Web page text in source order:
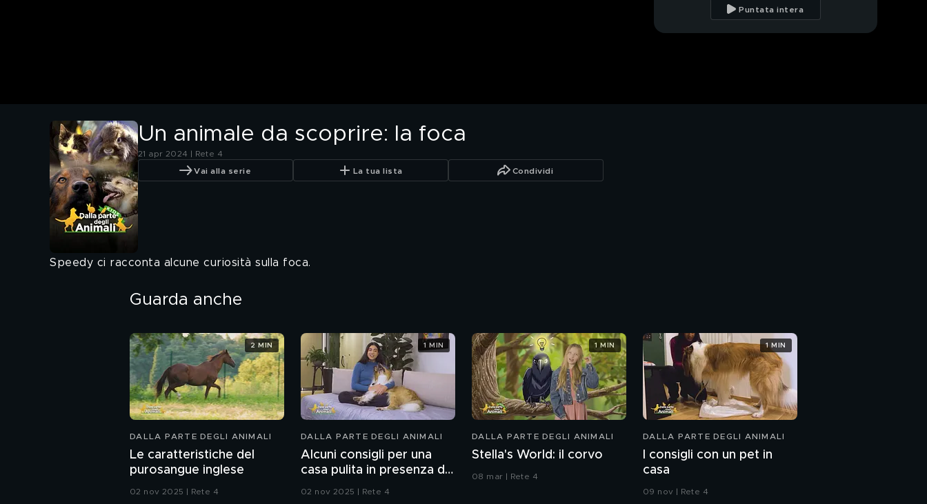
Kiro
Salvataggio dell'uccello
delle tempeste coda
forcuta
Due conigli ariete al
Cras Stella del nord
Puntata intera
Un animale da scoprire: la foca
21 apr 2024 | Rete 4
Vai alla serie La tua lista Condividi
Speedy ci racconta alcune curiosità sulla foca.
Guarda anche
DALLA PARTE DEGLI ANIMALI
Le caratteristiche del
purosangue inglese
02 nov 2025 | Rete 4
2 MIN
DALLA PARTE DEGLI ANIMALI
Alcuni consigli per una
casa pulita in presenza di
02 nov 2025 | Rete 4
1 MIN
DALLA PARTE DEGLI ANIMALI
Stella's World: il corvo
08 mar | Rete 4
1 MIN
DALLA PARTE DEGLI ANIMALI
I consigli con un pet in
casa
09 nov | Rete 4
1 MIN